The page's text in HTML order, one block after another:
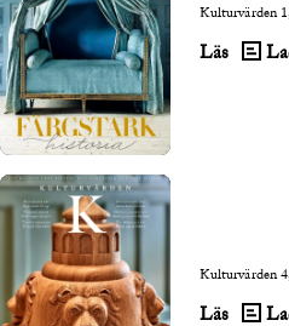
Kulturvärden
Läs
Kulturvärden
Läs